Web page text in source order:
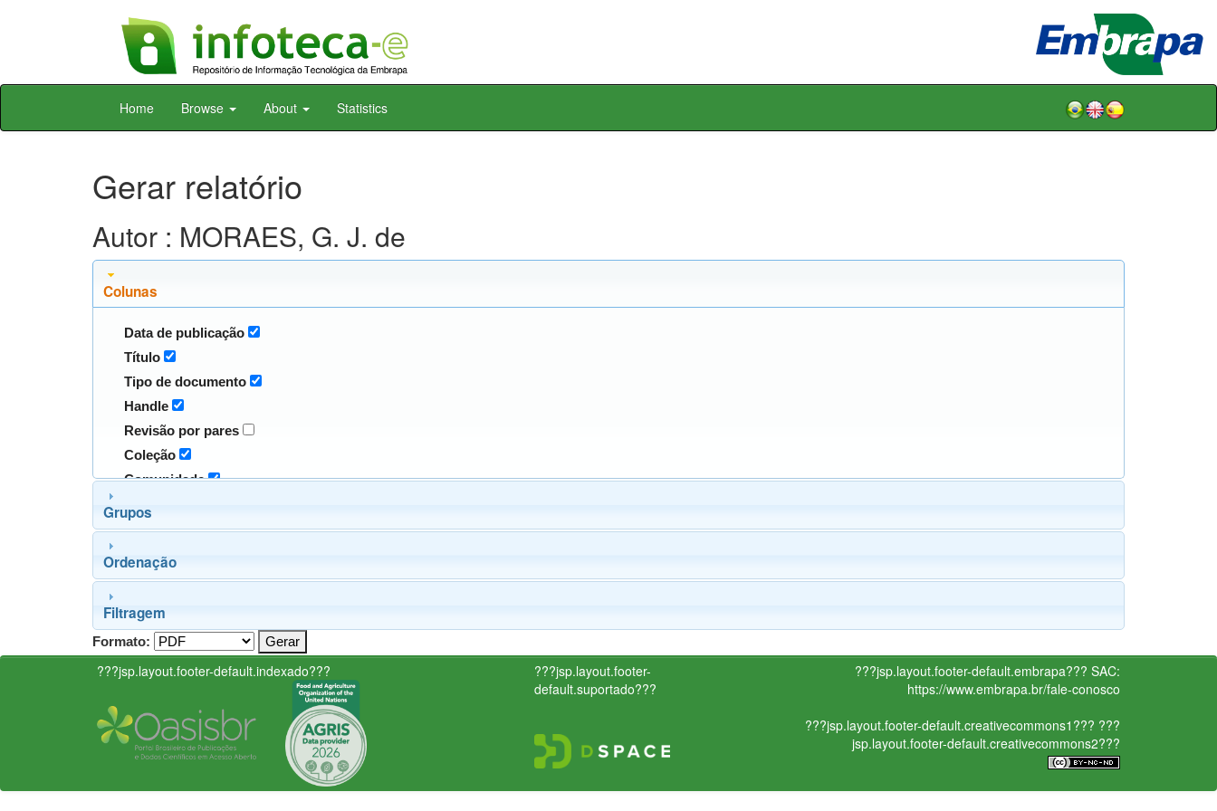
Skip
Home Browse About Statistics
Gerar relatório
Autor : MORAES, G. J. de
Colunas
Data de publicação
Título
Tipo de documento
Handle
Revisão por pares
Coleção
Comunidade
Grupos
Ordenação
Filtragem
Formato:
???jsp.layout.footer-default.indexado???
???jsp.layout.footer-
default.suportado???
???jsp.layout.footer-default.embrapa??? SAC:
https://www.embrapa.br/fale-conosco
???jsp.layout.footer-default.creativecommons1??? ???
jsp.layout.footer-default.creativecommons2???